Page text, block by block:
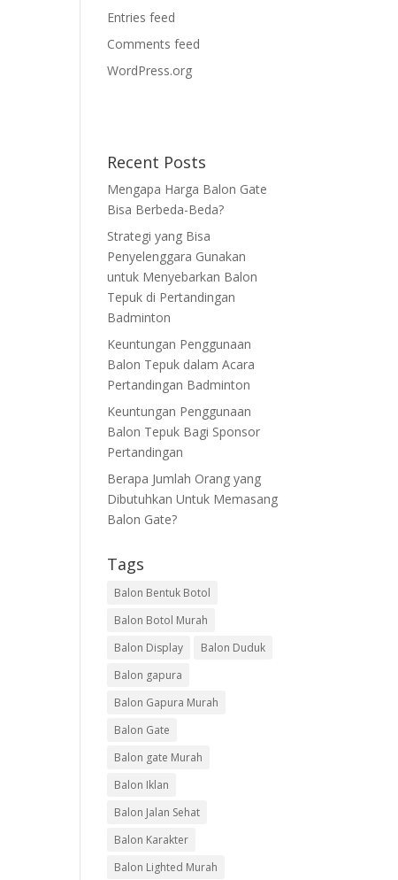
Entries feed
Comments feed
WordPress.org
Recent Posts
Mengapa Harga Balon Gate
Bisa Berbeda-Beda?
Strategi yang Bisa
Penyelenggara Gunakan
untuk Menyebarkan Balon
Tepuk di Pertandingan
Badminton
Keuntungan Penggunaan
Balon Tepuk dalam Acara
Pertandingan Badminton
Keuntungan Penggunaan
Balon Tepuk Bagi Sponsor
Pertandingan
Berapa Jumlah Orang yang
Dibutuhkan Untuk Memasang
Balon Gate?
Tags
Balon Bentuk Botol
Balon Botol Murah
Balon Display
Balon Duduk
Balon gapura
Balon Gapura Murah
Balon Gate
Balon gate Murah
Balon Iklan
Balon Jalan Sehat
Balon Karakter
Balon Lighted Murah